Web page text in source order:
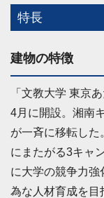
特長
建物の特徴
「文教大学 東京
4月に開設。湘南
が一斉に移転し
にまたがる3キャ
に大学の競争力
為な人材育成を目